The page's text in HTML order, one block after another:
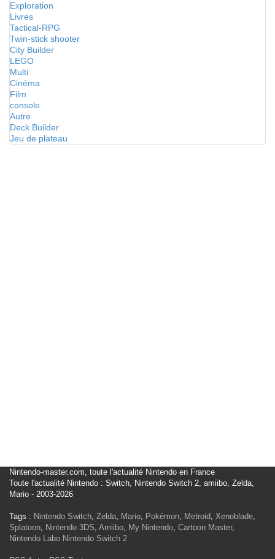
Exploration
Livres
Tactical-RPG
Twin-stick shooter
City Builder
LEGO
Multi
Cinéma
Film
console
Autre
Deck Builder
Jeu de plateau
Nintendo-master.com, toute l'actualité Nintendo en France
Toute l'actualité Nintendo : Switch, Nintendo Switch 2, amiibo, Zelda,
Mario - 2003-2026
Tags : Nintendo Switch, Zelda, Mario, Pokémon, Metroid, Xenoblade,
Splatoon, Nintendo 3DS, Amiibo, My Nintendo, Cartoon Master,
Nintendo Labo Nintendo Switch 2